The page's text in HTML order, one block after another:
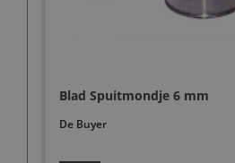
Blad Spuitmondje 6 mm
De Buyer